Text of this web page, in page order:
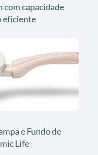
com capacidade
eficiente
e Fundo de
Life